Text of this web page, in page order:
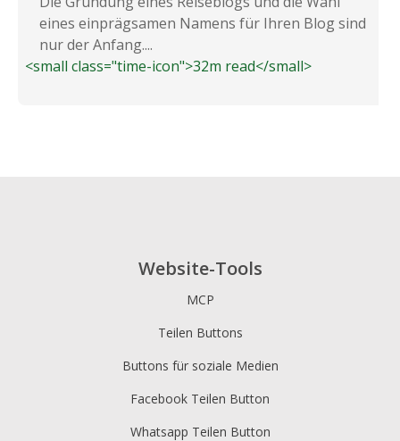
eines einprägsamen Namens für Ihren Blog sind
nur der Anfang....
<small class="time-icon">32m read</small>
Website-Tools
MCP
Teilen Buttons
Buttons für soziale Medien
Facebook Teilen Button
Whatsapp Teilen Button